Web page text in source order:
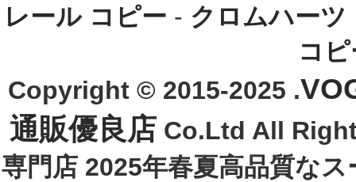
レール コピー - クロムハーツ
コ
Copyright © 2015-2025 .
通販優良店 Co.Ltd All
専門店 2025年春夏高品質な